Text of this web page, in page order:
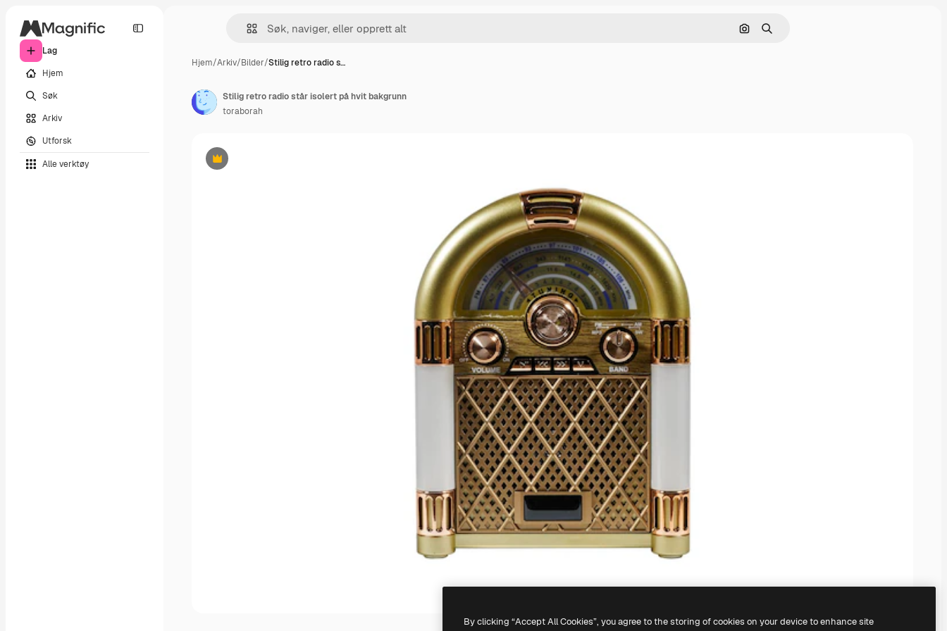
Lag
Hjem
Søk
Arkiv
Utforsk
Alle verktøy
Søk etter bilde
Søk
Hjem/Arkiv/Bilder/Stilig retro radio s…
Premium
Stilig retro radio står isolert på hvit bakgrunn
toraborah
By clicking “Accept All Cookies”, you agree to the storing of cookies on your device to enhance site